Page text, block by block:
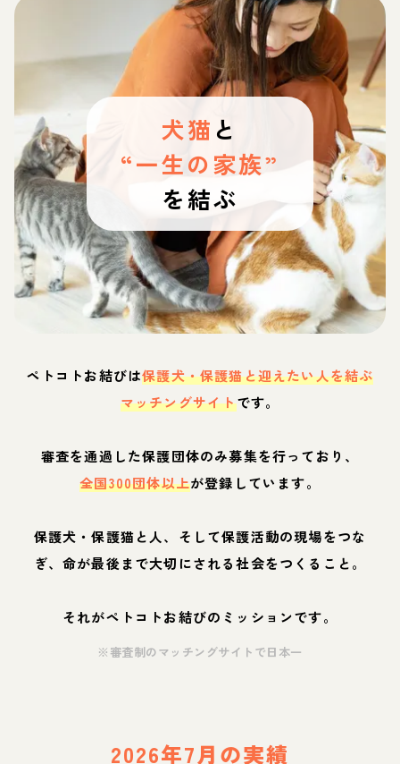
犬猫 と
“一生の家族”
を結ぶ
ペトコトお結びは保護犬・保護猫と迎えたい人を結ぶ
マッチングサイトです。
審査を通過した保護団体のみ募集を行っており、
全国300団体以上が登録しています。
保護犬・保護猫と人、そして保護活動の現場をつな
ぎ、命が最後まで大切にされる社会をつくること。
それがペトコトお結びのミッションです。
※審査制のマッチングサイトで日本一
2026年7月の実績